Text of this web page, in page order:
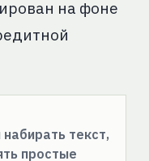
на фоне
текст,
простые